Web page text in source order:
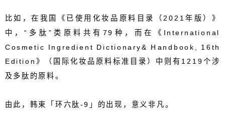
比如，在我国《已使用化妆品原料目录（2021年版）》
中，“多肽”类原料共有 79 种，而在《 International
Cosmetic Ingredient Dictionary& Handbook, 16th
Edition 》（国际化妆品原料标准目录）中则有 1219个涉
及多肽的原料。
由此，韩束「环六肽-9 」的出现，意义非凡。